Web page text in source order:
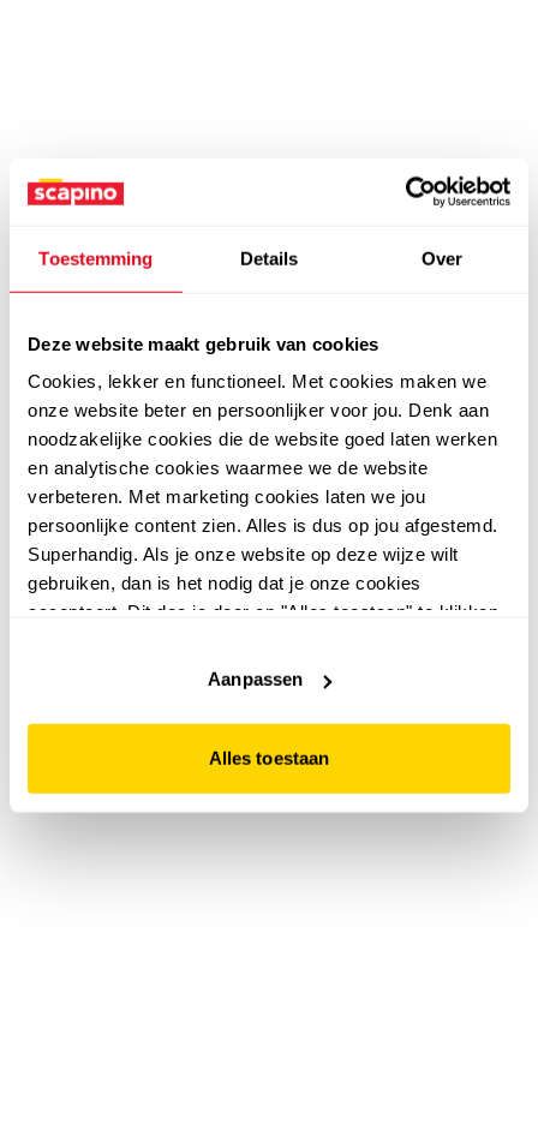
Toestemming Details Over
Deze website maakt gebruik van cookies
Cookies, lekker en functioneel. Met cookies maken we
onze website beter en persoonlijker voor jou. Denk aan
noodzakelijke cookies die de website goed laten werken
en analytische cookies waarmee we de website
verbeteren. Met marketing cookies laten we jou
persoonlijke content zien. Alles is dus op jou afgestemd.
Superhandig. Als je onze website op deze wijze wilt
gebruiken, dan is het nodig dat je onze cookies
accepteert. Dit doe je door op "Alles toestaan" te klikken.
website niet optimaal functioneert.
Aanpassen
Alles toestaan